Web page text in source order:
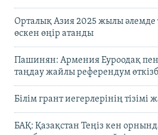
Орталық Азия 2025 жылы
өскен өңір атанды
Пашинян: Армения Еуроодақ
таңдау жайлы референдум
Білім грант иегерлерінің
БАҚ: Қазақстан Теңіз кен